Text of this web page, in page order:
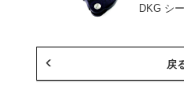
DKG シ
戻